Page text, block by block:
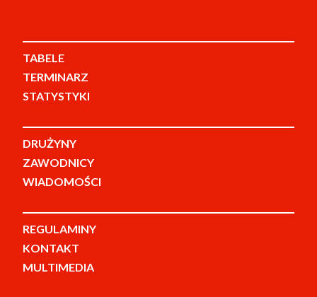
TABELE
TERMINARZ
STATYSTYKI
DRUŻYNY
ZAWODNICY
WIADOMOŚCI
REGULAMINY
KONTAKT
MULTIMEDIA